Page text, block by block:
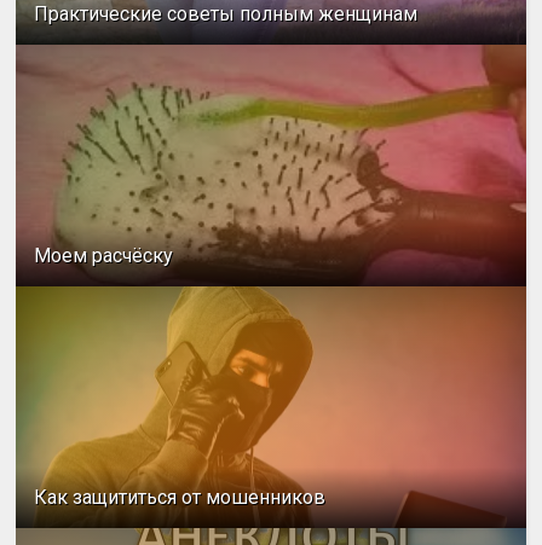
Практические советы полным женщинам
Моем расчёску
Как защититься от мошенников